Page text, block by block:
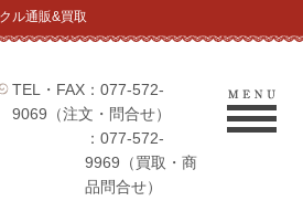
ル通販&買取
TEL・FAX：077-572-
9069（注文・問合せ）
：077-572-
9969（買取・商
品問合せ）